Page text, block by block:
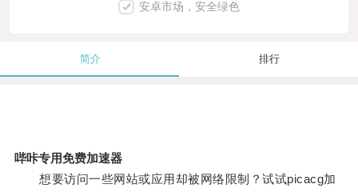
安卓市场，安全绿色
简介 排行
哔咔专用免费加速器
想要访问一些网站或应用却被网络限制？试试picacg加